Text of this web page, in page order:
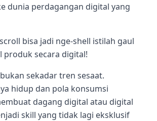
dunia perdagangan digital yang
bisa jadi nge-shell istilah gaul
produk secara digital!
sekadar tren sesaat.
hidup dan pola konsumsi
dagang digital atau digital
skill yang tidak lagi eksklusif